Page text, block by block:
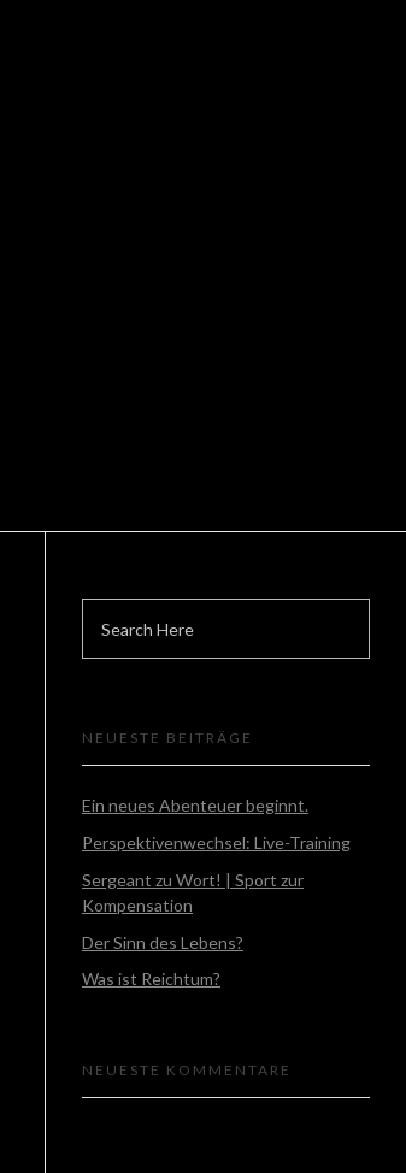
NEUESTE BEITRÄGE
Ein neues Abenteuer beginnt.
Perspektivenwechsel: Live-Training
Sergeant zu Wort! | Sport zur
Kompensation
Der Sinn des Lebens?
Was ist Reichtum?
NEUESTE KOMMENTARE